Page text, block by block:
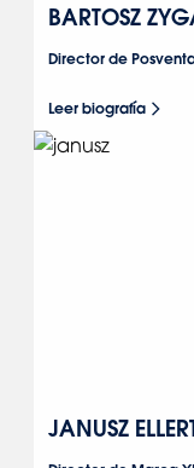
BARTOSZ
Director de
Leer biografía
JANUSZ